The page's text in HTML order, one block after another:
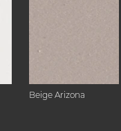
Beige Arizona